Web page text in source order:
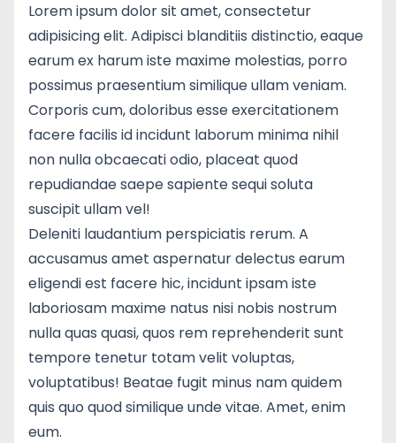
Lorem ipsum dolor sit amet, consectetur
adipisicing elit. Adipisci blanditiis distinctio, eaque
earum ex harum iste maxime molestias, porro
possimus praesentium similique ullam veniam.
Corporis cum, doloribus esse exercitationem
facere facilis id incidunt laborum minima nihil
non nulla obcaecati odio, placeat quod
repudiandae saepe sapiente sequi soluta
suscipit ullam vel!
Deleniti laudantium perspiciatis rerum. A
accusamus amet aspernatur delectus earum
eligendi est facere hic, incidunt ipsam iste
laboriosam maxime natus nisi nobis nostrum
nulla quas quasi, quos rem reprehenderit sunt
tempore tenetur totam velit voluptas,
voluptatibus! Beatae fugit minus nam quidem
quis quo quod similique unde vitae. Amet, enim
eum.